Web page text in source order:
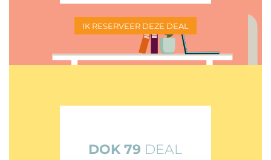
IK RESERVEER DEZE DEAL
DOK 79 DEAL